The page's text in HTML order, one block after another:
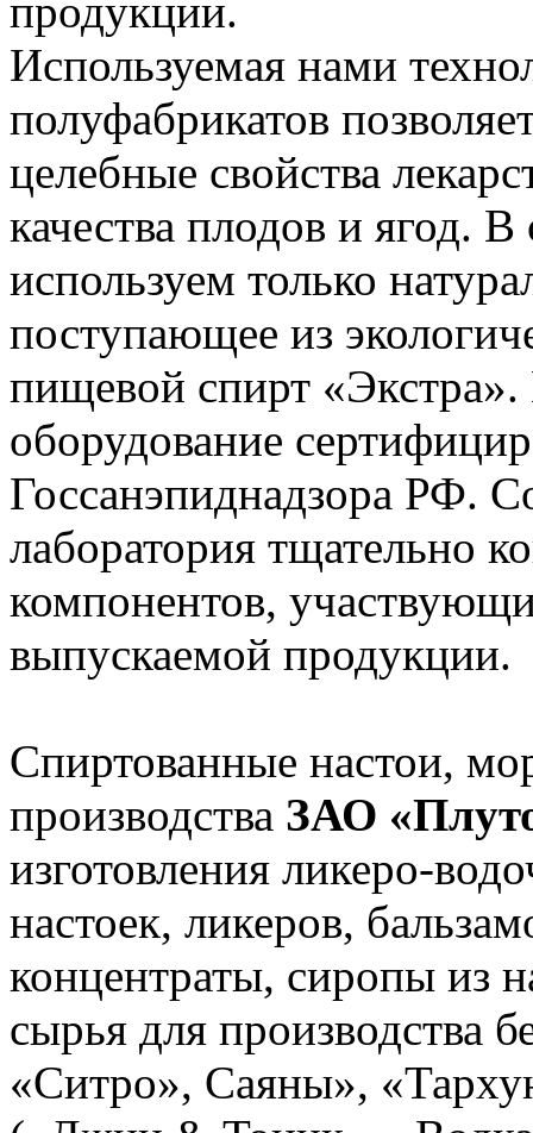
продукции.
Используемая нами
полуфабрикатов
целебные свойства
качества плодов и ягод.
используем только
поступающее из
пищевой спирт «Экстра».
оборудование
Госсанэпиднадзора РФ.
лаборатория тщательно
компонентов,
выпускаемой продукции.
Спиртованные настои,
производства ЗАО
изготовления ликеро-
настоек, ликеров,
концентраты, сиропы из
сырья для производства
«Ситро», Саяны»,